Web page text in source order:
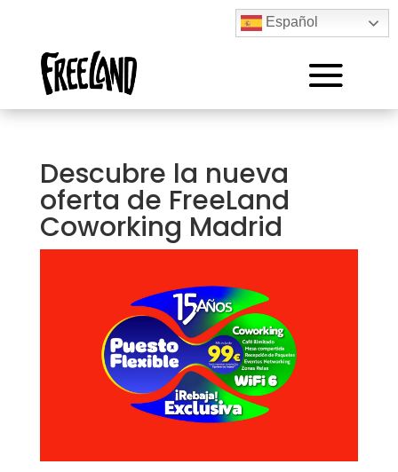
Español
Descubre la nueva
oferta de FreeLand
Coworking Madrid